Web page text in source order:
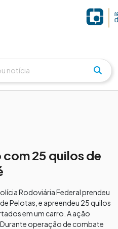
25 quilos de
Rodoviária Federal prendeu
Pelotas, e apreendeu 25 quilos
em um carro. A ação
operação de combate